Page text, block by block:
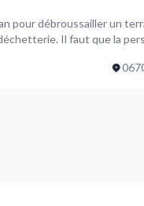
pour débroussailler un
Il faut que la